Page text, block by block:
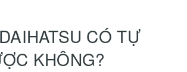
CÓ TỰ
KHÔNG?